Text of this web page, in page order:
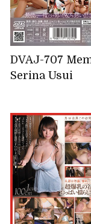
DVAJ-707
Serina Usui